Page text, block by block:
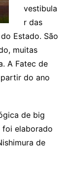
vestibula
r das
Estado. São
muitas
A Fatec de
do ano
de big
foi elaborado
de